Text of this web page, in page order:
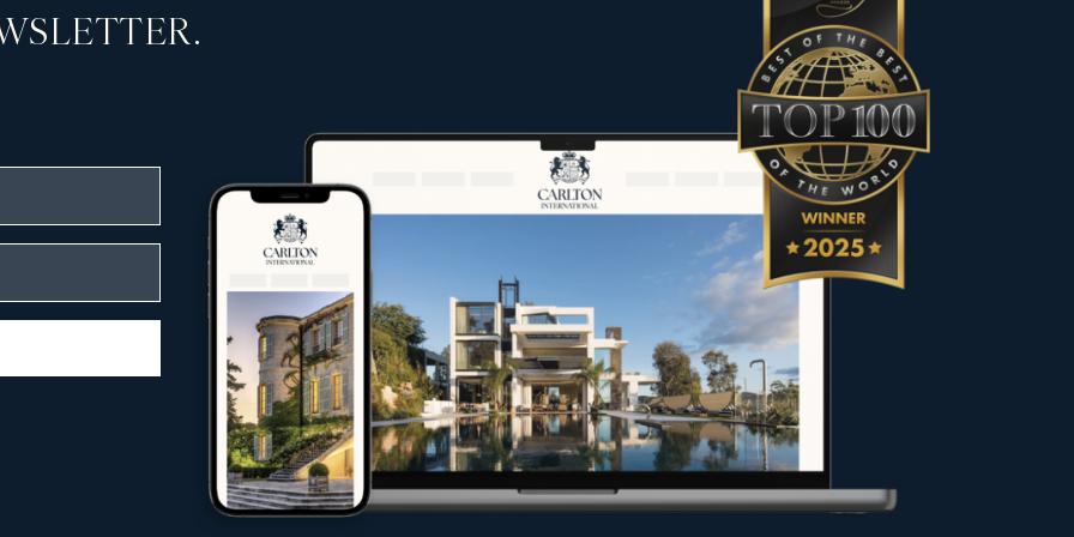
Landschaften
Lage, Architektur und einzigartigem Charakter ausgewählt, um den
Kundschaft gerecht zu werden.
Carlton International Käufer, Verkäufer und Eigentümer bei ihren
Käufern, Investoren und Mietern
Märkte